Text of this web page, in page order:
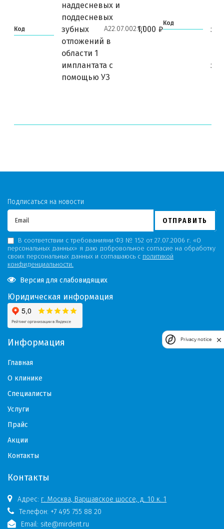
Код А22.07.002.01
наддесневых и
поддесневых
зубных
отложений в
области 1
имплантата с
помощью УЗ
1,000 ₽
Код
Подписаться на новости
ОТПРАВИТЬ
В соответствии с требованиями ФЗ № 152 от 27.07.2006 г. «О
персональных данных» я даю добровольное согласие на обработку
своих персональных данных и соглашаюсь с политикой
конфиденциальности.
Версия для слабовидящих
Юридическая информация
Информация
Главная
О клинике
Специалисты
Услуги
Прайс
Акции
Контакты
Контакты
Адрес: г. Москва, Варшавское шоссе, д. 10 к. 1
Телефон: +7 495 755 88 20
Email: site@mirdent.ru
Privacy notice